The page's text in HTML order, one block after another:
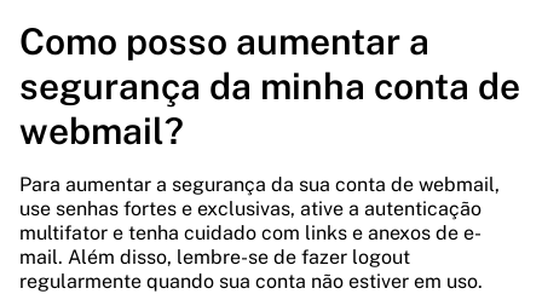
Como posso aumentar a
segurança da minha conta de
webmail?
Para aumentar a segurança da sua conta de webmail,
use senhas fortes e exclusivas, ative a autenticação
multifator e tenha cuidado com links e anexos de e-
mail. Além disso, lembre-se de fazer logout
regularmente quando sua conta não estiver em uso.